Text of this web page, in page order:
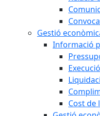
Gestió
Informació
Cost de